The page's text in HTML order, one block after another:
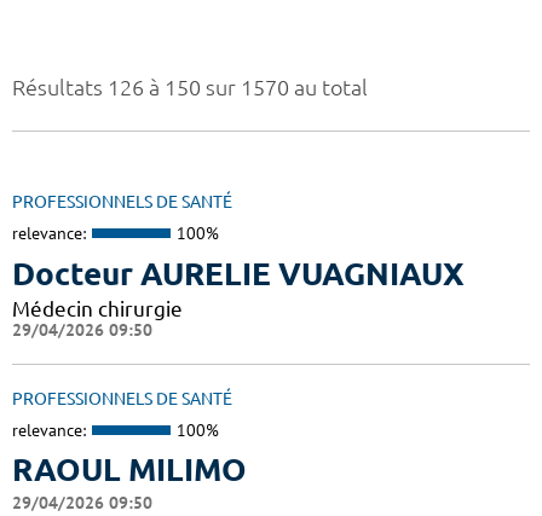
Résultats 126 à 150 sur 1570 au total
PROFESSIONNELS DE SANTÉ
relevance: 100%
Docteur AURELIE VUAGNIAUX
Médecin chirurgie
29/04/2026 09:50
PROFESSIONNELS DE SANTÉ
relevance: 100%
RAOUL MILIMO
29/04/2026 09:50